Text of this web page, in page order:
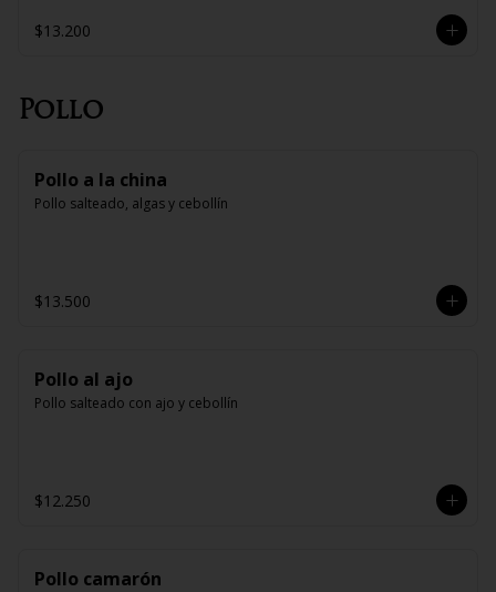
$13.200
Pollo
Pollo a la china
Pollo salteado, algas y cebollín
$13.500
Pollo al ajo
Pollo salteado con ajo y cebollín
$12.250
Pollo camarón